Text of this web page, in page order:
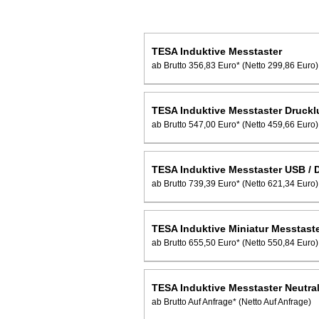
TESA Induktive Messtaster
ab Brutto 356,83 Euro* (Netto 299,86 Euro)
TESA Induktive Messtaster
ab Brutto 547,00 Euro* (Netto 459,66 Euro)
TESA Induktive Messtaster USB /
ab Brutto 739,39 Euro* (Netto 621,34 Euro)
TESA Induktive Miniatur
ab Brutto 655,50 Euro* (Netto 550,84 Euro)
TESA Induktive Messtaster Neutral
ab Brutto Auf Anfrage* (Netto Auf Anfrage)